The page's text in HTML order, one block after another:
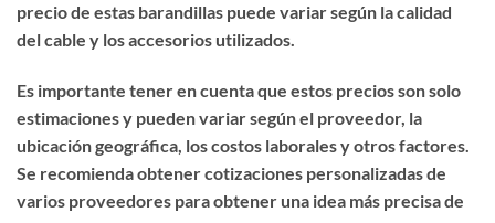
precio de estas barandillas puede variar según la calidad
del cable y los accesorios utilizados.
Es importante tener en cuenta que estos precios son solo
estimaciones y pueden variar según el proveedor, la
ubicación geográfica, los costos laborales y otros factores.
Se recomienda obtener cotizaciones personalizadas de
varios proveedores para obtener una idea más precisa de